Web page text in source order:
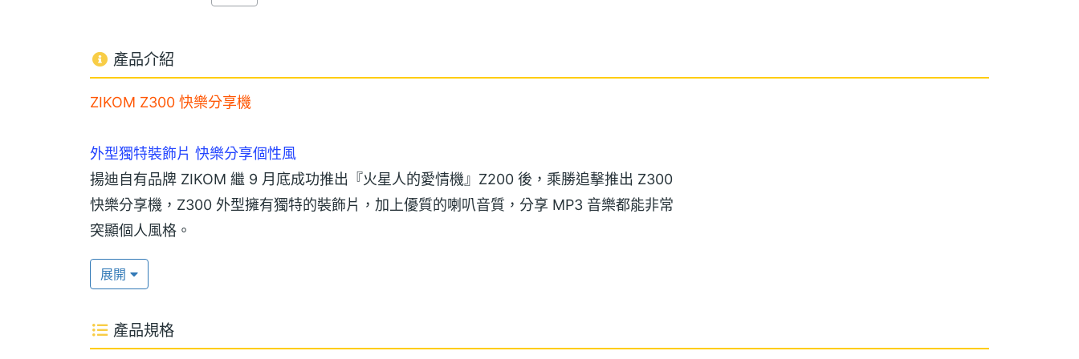
產品介紹
ZIKOM Z300 快樂分享機
外型獨特裝飾片 快樂分享個性風
揚迪自有品牌 ZIKOM 繼 9 月底成功推出『火星人的愛情機』Z200 後，乘勝追擊推出 Z300
快樂分享機，Z300 外型擁有獨特的裝飾片，加上優質的喇叭音質，分享 MP3 音樂都能非常
突顯個人風格。
韓國研發團隊 超薄摺疊機
而出，厚度僅有 1.7 公分，重量僅 77g(含電池)，並搭配獨特的機片裝飾片，彰顯個人辨識
展開
產品規格